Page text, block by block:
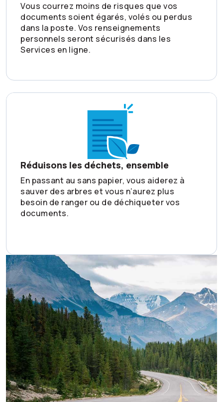
Vous courrez moins de risques que vos
documents soient égarés, volés ou perdus
dans la poste. Vos renseignements
personnels seront sécurisés dans les
Services en ligne.
Réduisons les déchets, ensemble
En passant au sans papier, vous aiderez à
sauver des arbres et vous n’aurez plus
besoin de ranger ou de déchiqueter vos
documents.